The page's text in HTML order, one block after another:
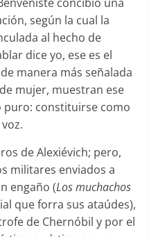
según la cual la
al hecho de
dice yo, ese es el
manera más señalada
mujer, muestran ese
constituirse como
de Alexiévich; pero,
militares enviados a
engaño (Los muchachos
que forra sus ataúdes),
de Chernóbil y por el